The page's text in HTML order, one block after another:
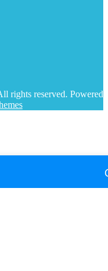
rights reserved. Powered